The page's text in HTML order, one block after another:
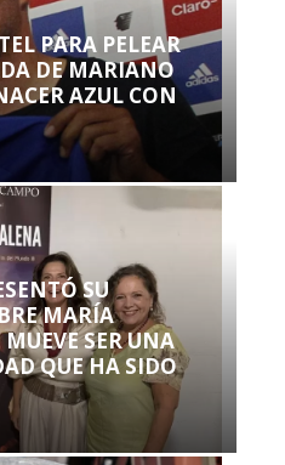
PARA PELEAR
DE MARIANO
AZUL CON
SU
MARÍA
SER UNA
QUE HA SIDO